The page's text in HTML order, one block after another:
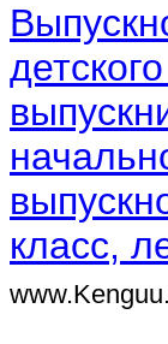
класс,